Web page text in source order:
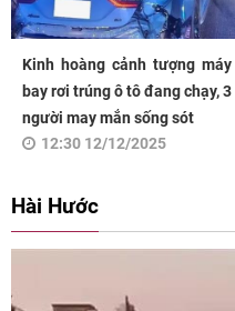
Kinh hoàng cảnh tượng máy
bay rơi trúng ô tô đang chạy, 3
người may mắn sống sót
12:30 12/12/2025
Hài Hước